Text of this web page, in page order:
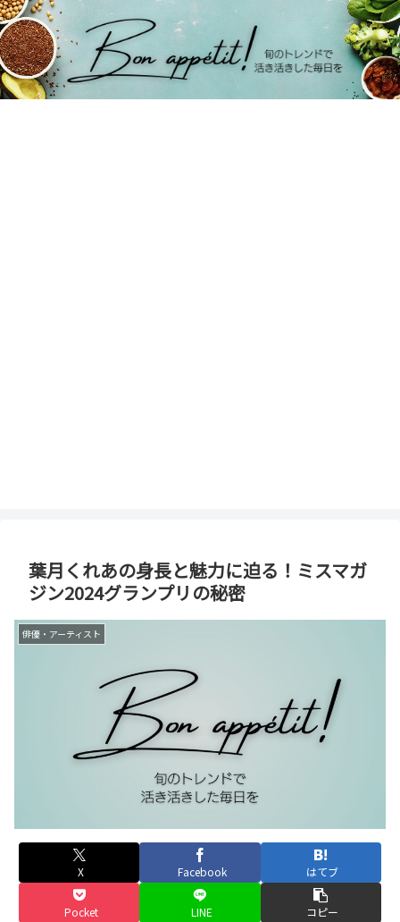
葉月くれあの身長と魅力に迫る！ミスマガ
ジン2024グランプリの秘密
俳優・アーティスト
X Facebook はてブ
Pocket LINE コピー